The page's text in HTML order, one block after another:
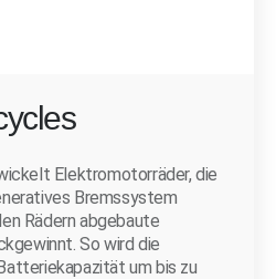
Elektromotorräder, die
Bremssystem
Rädern abgebaute
So wird die
um bis zu